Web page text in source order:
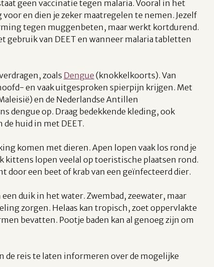
geen vaccinatie tegen malaria. Vooral in het
en dien je zeker maatregelen te nemen. Jezelf
tegen muggenbeten, maar werkt kortdurend.
gebruik van DEET en wanneer malaria tabletten
zoals Dengue (knokkelkoorts). Van
en vaak uitgesproken spierpijn krijgen. Met
en de Nederlandse Antillen
dengue op. Draag bedekkende kleding, ook
de huid in met DEET.
komen met dieren. Apen lopen vaak los rond je
kittens lopen veelal op toeristische plaatsen rond.
door een beet of krab van een geïnfecteerd dier.
duik in het water. Zwembad, zeewater, maar
zorgen. Helaas kan tropisch, zoet oppervlakte
bevatten. Pootje baden kan al genoeg zijn om
de reis te laten informeren over de mogelijke